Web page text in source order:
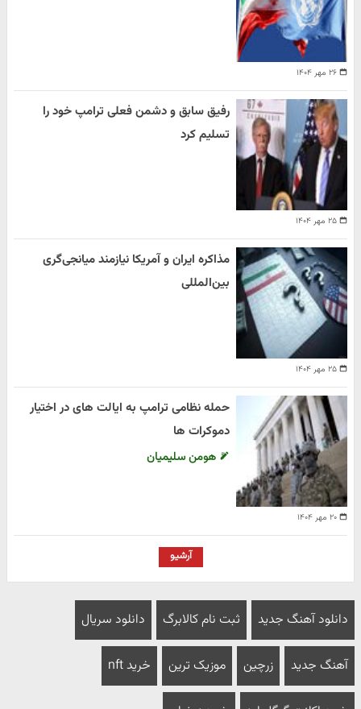
۲۶ مهر ۱۴۰۴
۲۵ مهر ۱۴۰۴
رفیق سابق و دشمن فعلی ترامپ خود را
تسلیم کرد
۲۵ مهر ۱۴۰۴
مذاکره ایران و آمریکا نیازمند میانجی‌گری
بین‌المللی
۲۰ مهر ۱۴۰۴
حمله نظامی ترامپ به ایالت های در اختیار
دموکرات ها
هومن سلیمیان
آرشیو
دانلود آهنگ جدید ثبت نام کالابرگ دانلود سریال
آهنگ جدید زرچین موزیک ترین خرید nft